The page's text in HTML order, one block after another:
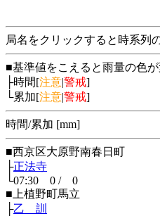
局名をクリックすると時系列
■基準値をこえると雨量の色が
├時間[注意|警戒]
└累加[注意|警戒]
時間/累加 [mm]
■西京区大原野南春日町
├正法寺
└07:30 0 / 0
■上植野町馬立
├乙 訓